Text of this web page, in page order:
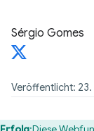
Sérgio Gomes
Veröffentlicht: